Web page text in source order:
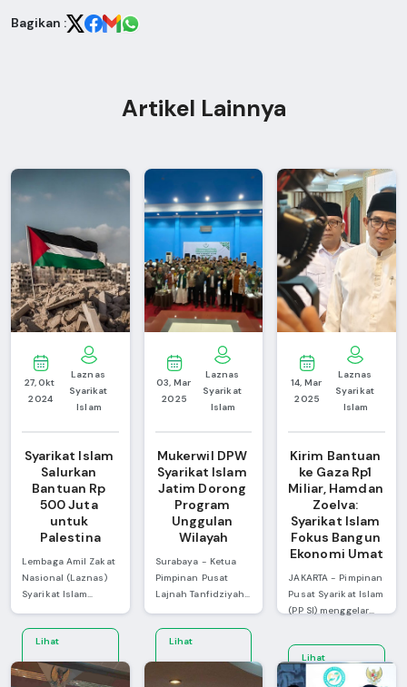
Bagikan :
Artikel Lainnya
27, Okt
2024
Laznas
Syarikat
Islam
Syarikat Islam
Salurkan
Bantuan Rp
500 Juta
untuk
Palestina
Lembaga Amil Zakat
Nasional (Laznas)
Syarikat Islam
kemanusiaan untuk
Palestina sebesar
Rp500 juta lewat
Badan Amil Zakat
Lihat
Selengkapnya
03, Mar
2025
Laznas
Syarikat
Islam
Mukerwil DPW
Syarikat Islam
Jatim Dorong
Program
Unggulan
Wilayah
Surabaya - Ketua
Pimpinan Pusat
Lajnah Tanfidziyah
Abdul Wahab
Suneth, secara
resmi membuka
Lihat
Selengkapnya
14, Mar
2025
Laznas
Syarikat
Islam
Kirim Bantuan
ke Gaza Rp1
Miliar, Hamdan
Zoelva:
Syarikat Islam
Fokus Bangun
Ekonomi Umat
JAKARTA - Pimpinan
Pusat Syarikat Islam
(PP SI) menggelar
Kebangsaan dan
acara Iftar Jama'i
atau berbuka puasa
Lihat
Selengkapnya